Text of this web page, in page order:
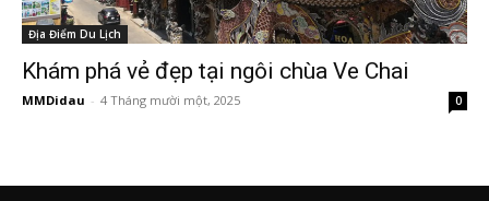
Địa Điểm Du Lịch
Khám phá vẻ đẹp tại ngôi chùa Ve Chai
MMDidau - 4 Tháng mười một, 2025 0